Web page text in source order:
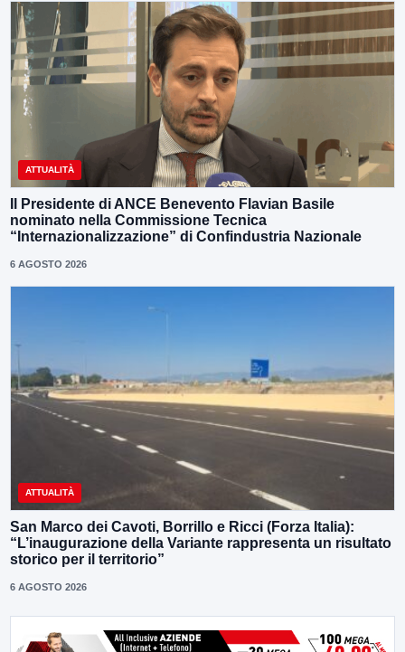
ATTUALITÀ
Il Presidente di ANCE Benevento Flavian Basile
nominato nella Commissione Tecnica
“Internazionalizzazione” di Confindustria Nazionale
6 AGOSTO 2026
ATTUALITÀ
San Marco dei Cavoti, Borrillo e Ricci (Forza Italia):
“L’inaugurazione della Variante rappresenta un risultato
storico per il territorio”
6 AGOSTO 2026